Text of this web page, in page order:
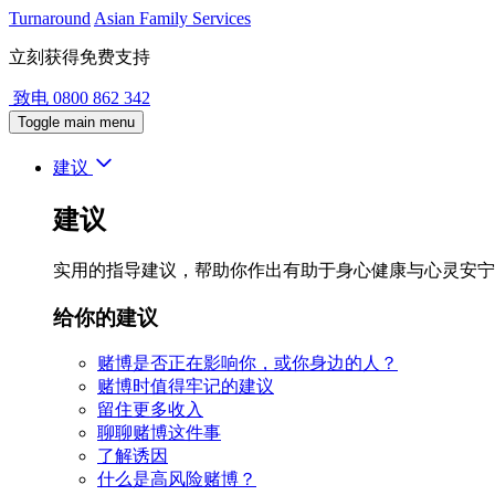
Turnaround Asian Family Services
立刻获得免费支持
致电 0800 862 342
Toggle main menu
建议
建议
实用的指导建议，帮助你作出有助于身心健康与心灵安
给你的建议
赌博是否正在影响你，或你身边的人？
赌博时值得牢记的建议
留住更多收入
聊聊赌博这件事
了解诱因
什么是高风险赌博？